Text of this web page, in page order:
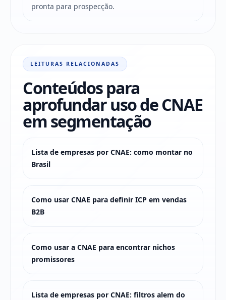
pronta para prospecção.
LEITURAS RELACIONADAS
Conteúdos para
aprofundar uso de CNAE
em segmentação
Lista de empresas por CNAE: como montar no
Brasil
Como usar CNAE para definir ICP em vendas
B2B
Como usar a CNAE para encontrar nichos
promissores
Lista de empresas por CNAE: filtros alem do